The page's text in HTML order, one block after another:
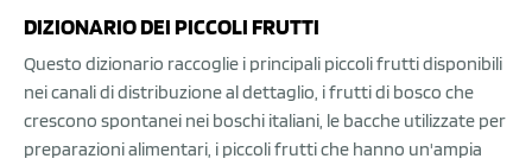
DIZIONARIO DEI PICCOLI FRUTTI
Questo dizionario raccoglie i principali piccoli frutti disponibili
nei canali di distribuzione al dettaglio, i frutti di bosco che
crescono spontanei nei boschi italiani, le bacche utilizzate per
preparazioni alimentari, i piccoli frutti che hanno un'ampia